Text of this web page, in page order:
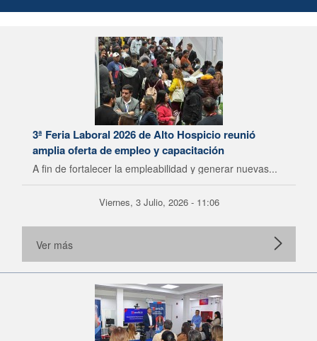
3ª Feria Laboral 2026 de Alto Hospicio reunió
amplia oferta de empleo y capacitación
A fin de fortalecer la empleabilidad y generar nuevas...
Viernes, 3 Julio, 2026 - 11:06
Ver más